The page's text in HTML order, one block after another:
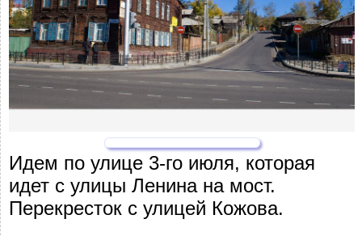
Идем по улице 3-го июля, которая
идет с улицы Ленина на мост.
Перекресток с улицей Кожова.